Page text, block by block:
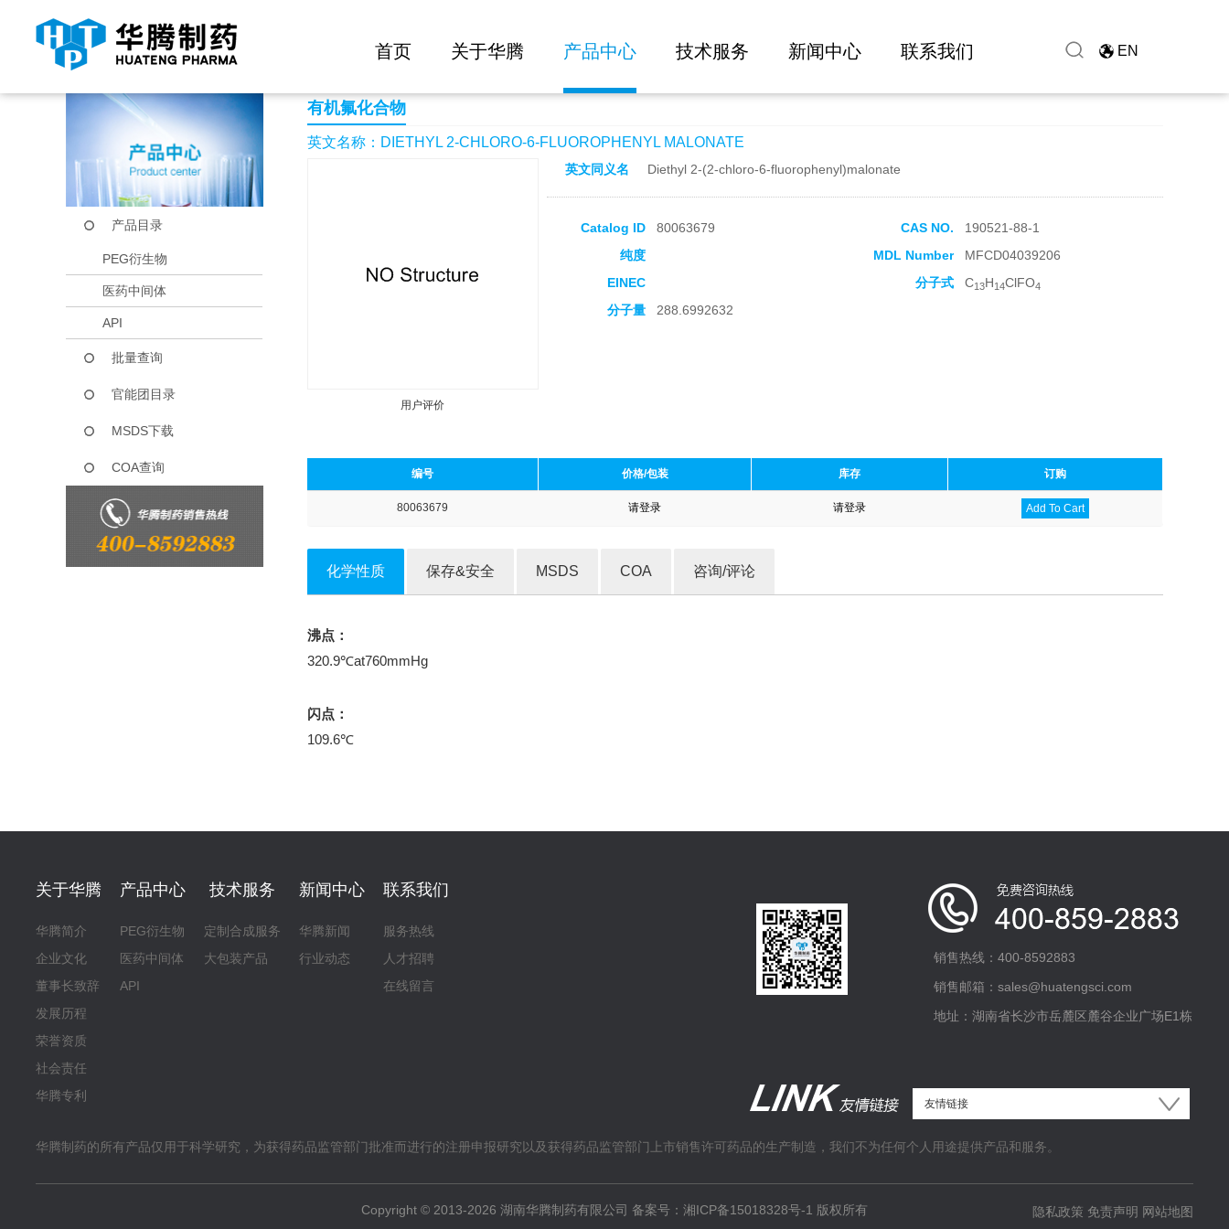
首页 关于华腾 产品中心 技术服务 新闻中心 联系我们 EN
当前位置： 首页 产品中心 DIETHYL 2-CHLORO-6-FLUOROPHENYL MALONATE
产品目录
PEG衍生物
医药中间体
API
批量查询
官能团目录
MSDS下载
COA查询
有机氟化合物
英文名称：DIETHYL 2-CHLORO-6-FLUOROPHENYL MALONATE
用户评价
英文同义名 Diethyl 2-(2-chloro-6-fluorophenyl)malonate
Catalog ID 80063679 CAS NO.
190521-88-1
纯度
MDL Number
MFCD04039206
EINEC
分子式 C13H14ClFO4
分子量 288.6992632
编号 价格/包装 库存 订购
80063679 请登录 请登录 Add To Cart
化学性质 保存&安全 MSDS COA 咨询/评论
沸点：
320.9℃at760mmHg
闪点：
109.6℃
关于华腾
华腾简介
企业文化
董事长致辞
发展历程
荣誉资质
社会责任
华腾专利
产品中心
PEG衍生物
医药中间体
API
技术服务
定制合成服务
大包装产品
新闻中心
华腾新闻
行业动态
联系我们
服务热线
人才招聘
在线留言
销售热线：400-8592883
销售邮箱：sales@huatengsci.com
地址：湖南省长沙市岳麓区麓谷企业广场E1栋
华腾制药的所有产品仅用于科学研究，为获得药品监管部门批准而进行的注册申报研究以及获得药品监管部门上市销售许可药品的生产制造，我们不为任何个人用途提供产品和服务。
Copyright © 2013-2026 湖南华腾制药有限公司 备案号： 湘ICP备15018328号-1 版权所有 隐私政策 免责声明 网站地图